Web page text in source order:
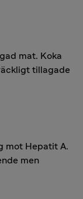
mat. Koka
tillagade
mot Hepatit A.
men